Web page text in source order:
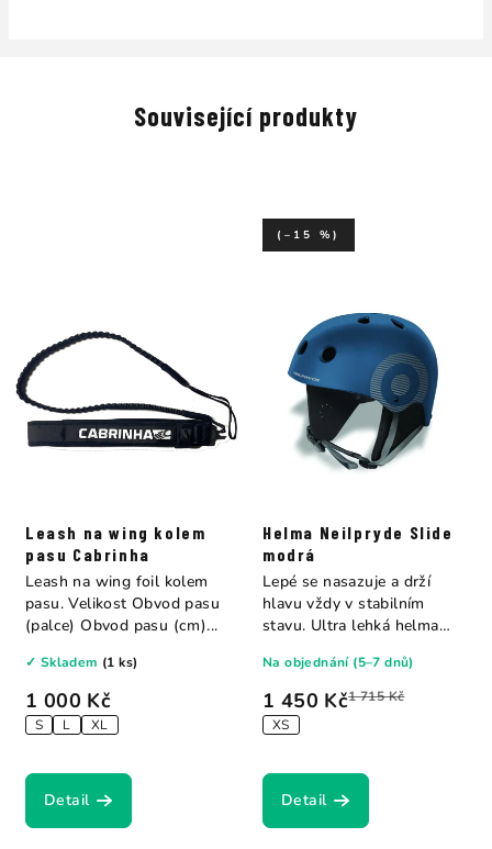
Související produkty
Leash na wing kolem
pasu Cabrinha
1 000 Kč
S L XL
✓ Skladem (1 ks)
Detail
Leash na wing foil kolem
pasu. Velikost Obvod pasu
(palce) Obvod pasu (cm)...
Helma Neilpryde Slide
modrá
1 450 Kč1 715 Kč
(–15 %)
XS
Na objednání (5–7 dnů)
Detail
Lepé se nasazuje a drží
hlavu vždy v stabilním
stavu. Ultra lehká helma